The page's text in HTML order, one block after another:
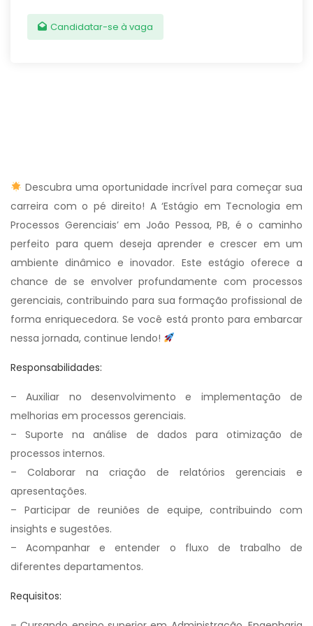
Candidatar-se à vaga
Descubra uma oportunidade incrível para começar sua
carreira com o pé direito! A ‘Estágio em Tecnologia em
Processos Gerenciais’ em João Pessoa, PB, é o caminho
perfeito para quem deseja aprender e crescer em um
ambiente dinâmico e inovador. Este estágio oferece a
chance de se envolver profundamente com processos
gerenciais, contribuindo para sua formação profissional de
forma enriquecedora. Se você está pronto para embarcar
nessa jornada, continue lendo!
Responsabilidades:
– Auxiliar no desenvolvimento e implementação de
melhorias em processos gerenciais.
– Suporte na análise de dados para otimização de
processos internos.
– Colaborar na criação de relatórios gerenciais e
apresentações.
– Participar de reuniões de equipe, contribuindo com
insights e sugestões.
– Acompanhar e entender o fluxo de trabalho de
diferentes departamentos.
Requisitos: